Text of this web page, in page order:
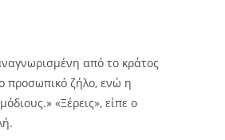
από το κράτος
προσωπικό ζήλο, ενώ η
«Ξέρεις», είπε ο